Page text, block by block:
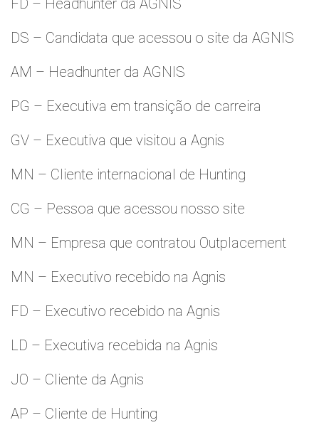
FD – Headhunter da AGNIS
DS – Candidata que acessou o site da AGNIS
AM – Headhunter da AGNIS
PG – Executiva em transição de carreira
GV – Executiva que visitou a Agnis
MN – Cliente internacional de Hunting
CG – Pessoa que acessou nosso site
MN – Empresa que contratou Outplacement
MN – Executivo recebido na Agnis
FD – Executivo recebido na Agnis
LD – Executiva recebida na Agnis
JO – Cliente da Agnis
AP – Cliente de Hunting